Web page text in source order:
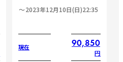
2023年12月10日(日)22:35
現在 90,850
円